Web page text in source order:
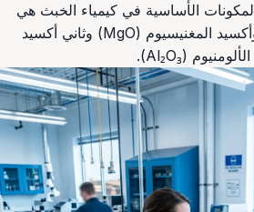
الأساسية في كيمياء الخبث هي
أكسيد الكالسيوم (CaO) وأكسيد المغنيسيوم (MgO) وثاني أكسيد